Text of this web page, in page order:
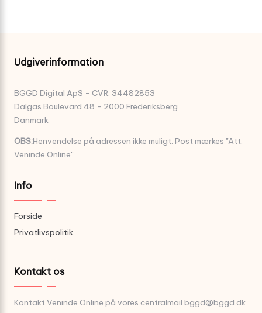
Udgiverinformation
BGGD Digital ApS - CVR: 34482853
Dalgas Boulevard 48 - 2000 Frederiksberg
Danmark
OBS:Henvendelse på adressen ikke muligt. Post mærkes "Att:
Veninde Online"
Info
Forside
Privatlivspolitik
Kontakt os
Kontakt Veninde Online på vores centralmail bggd@bggd.dk